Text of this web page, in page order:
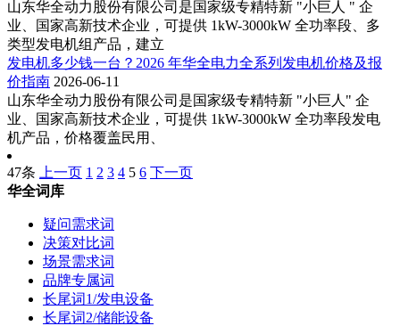
山东华全动力股份有限公司是国家级专精特新 "小巨人 " 企
业、国家高新技术企业，可提供 1kW-3000kW 全功率段、多
类型发电机组产品，建立
发电机多少钱一台？2026 年华全电力全系列发电机价格及报
价指南 2026-06-11
山东华全动力股份有限公司是国家级专精特新 "小巨人" 企
业、国家高新技术企业，可提供 1kW-3000kW 全功率段发电
机产品，价格覆盖民用、
47条 上一页 1 2 3 4 5 6 下一页
华全词库
疑问需求词
决策对比词
场景需求词
品牌专属词
长尾词1/发电设备
长尾词2/储能设备